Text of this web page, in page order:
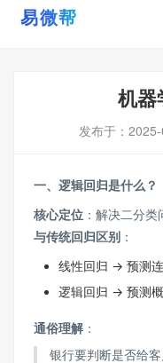
机器
发布于：
​一、逻辑回归是什么？​
​核心定位​ ：解决二分
​与传统回归区别​ ​：
线性回归 → 预测连
逻辑回归 → 预测概
​通俗理解​​：
银行要判断是否给客